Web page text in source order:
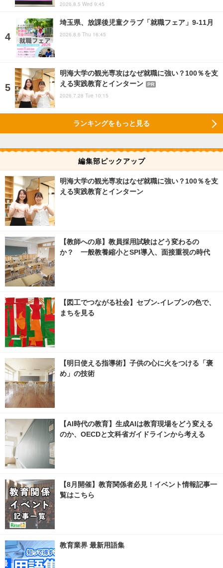
2026.8.5 Wed 9:45
埼玉県、放課後児童クラブ「就職フェア」9-11月
2026.8.6 Thu 16:45
明海大学の観光専攻はなぜ就職に強い？100％を支
える実践教育とインターン
PR
2026.7.28 Tue 10:15
ランキングをもっと見る
編集部ピックアップ
明海大学の観光専攻はなぜ就職に強い？100％を支
える実践教育とインターン
【教師への扉】教員採用試験はどう変わるの
か？ 一般教養縮小とSPI導入、面接重視の時代
【図工でつながる社会】セブン‐イレブンの色で、
まちを見る
【明日使える指導術】子供の心に火をつける「褒
め」の技術
【AI時代の教育】生成AIは教育現場をどう変える
のか、OECDと文科省ガイドラインから考える
【8月開催】教育関係者必見！イベント情報記事一
覧はこちら
教育業界 最新用語集